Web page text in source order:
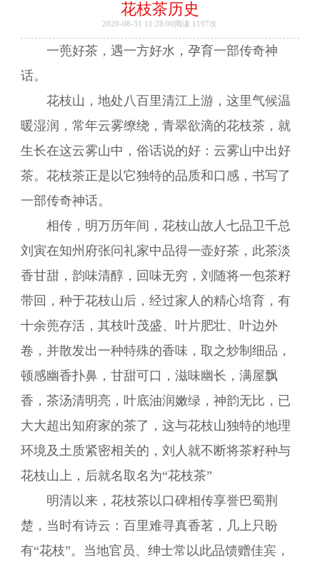
花枝茶历史
2020-08-31 11:28:00阅读 1197次
一蔸好茶，遇一方好水，孕育一部传奇神
话。
花枝山，地处八百里清江上游，这里气候温
暖湿润，常年云雾缭绕，青翠欲滴的花枝茶，就
生长在这云雾山中，俗话说的好：云雾山中出好
茶。花枝茶正是以它独特的品质和口感，书写了
一部传奇神话。
相传，明万历年间，花枝山故人七品卫千总
刘寅在知州府张问礼家中品得一壶好茶，此茶淡
香甘甜，韵味清醇，回味无穷，刘随将一包茶籽
带回，种于花枝山后，经过家人的精心培育，有
十余蔸存活，其枝叶茂盛、叶片肥壮、叶边外
卷，并散发出一种特殊的香味，取之炒制细品，
顿感幽香扑鼻，甘甜可口，滋味幽长，满屋飘
香，茶汤清明亮，叶底油润嫩绿，神韵无比，已
大大超出知府家的茶了，这与花枝山独特的地理
环境及土质紧密相关的，刘人就不断将茶籽种与
花枝山上，后就名取名为“花枝茶”
明清以来，花枝茶以口碑相传享誉巴蜀荆
楚，当时有诗云：百里难寻真香茗，几上只盼
有“花枝”。当地官员、绅士常以此品馈赠佳宾，